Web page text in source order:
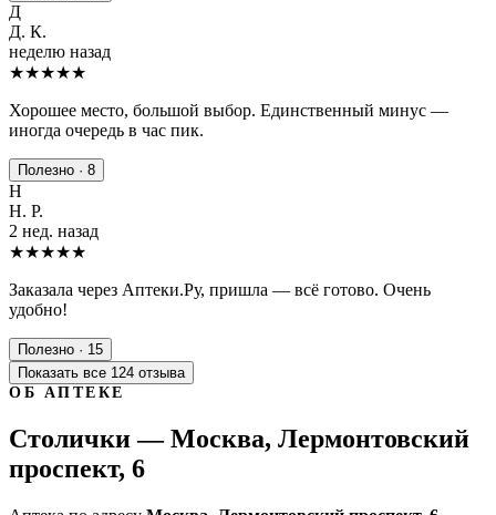
Д
Д. К.
неделю назад
★★★★★
Хорошее место, большой выбор. Единственный минус —
иногда очередь в час пик.
Полезно · 8
Н
Н. Р.
2 нед. назад
★★★★★
Заказала через Аптеки.Ру, пришла — всё готово. Очень
удобно!
Полезно · 15
Показать все 124 отзыва
ОБ АПТЕКЕ
Столички — Москва, Лермонтовский
проспект, 6